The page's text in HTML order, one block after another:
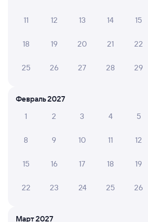
Кешбэк 54
Отзывы пассажиров
11 12 13 14 15
18 19 20 21 22
25 26 27 28 29
Февраль 2027
1
2 3 4 5
8 9 10 11 12
15 16 17 18 19
22 23 24 25 26
Март 2027